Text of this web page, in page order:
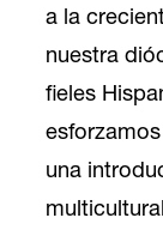
a la
nuestra
fieles
una